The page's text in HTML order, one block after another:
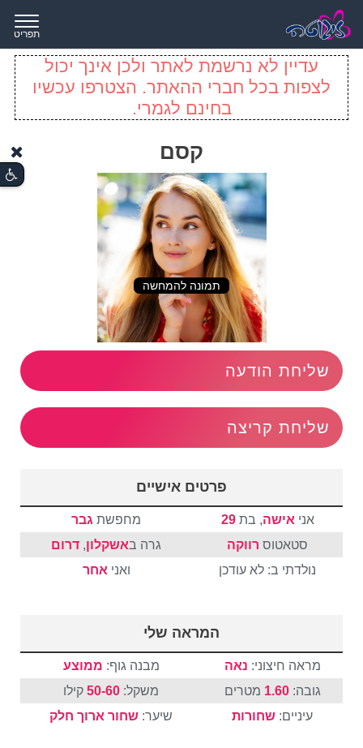
תפריט
עדיין לא נרשמת לאתר ולכן אינך יכול
לצפות בכל חברי ההאתר. הצטרפו עכשיו
בחינם לגמרי.
קסם
תמונה להמחשה
שליחת הודעה
שליחת קריצה
פרטים אישיים
אני אישה, בת29 מחפשת גבר
סטאטוס רווקה גרה באשקלון, דרום
נולדתי ב: לא עודכן
ואני אחר
המראה שלי
מראה חיצוני: נאה מבנה גוף: ממוצע
גובה:1.60 מטרים משקל: 50-60 קילו
עיניים: שחורות שיער: שחור ארוך חלק